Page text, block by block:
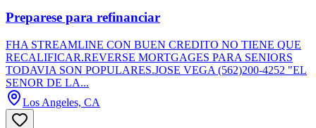
Preparese para refinanciar
FHA STREAMLINE CON BUEN CREDITO NO TIENE QUE
RECALIFICAR.REVERSE MORTGAGES PARA SENIORS
TODAVIA SON POPULARES.JOSE VEGA (562)200-4252 "EL
SENOR DE LA...
Los Angeles, CA